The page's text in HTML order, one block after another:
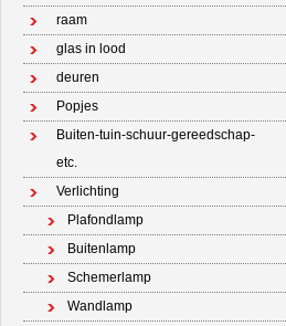
raam
glas in lood
deuren
Popjes
Buiten-tuin-schuur-gereedschap-
etc.
Verlichting
Plafondlamp
Buitenlamp
Schemerlamp
Wandlamp